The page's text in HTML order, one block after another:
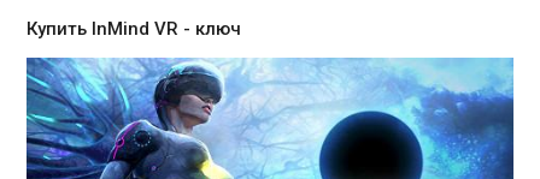
Купить InMind VR - ключ